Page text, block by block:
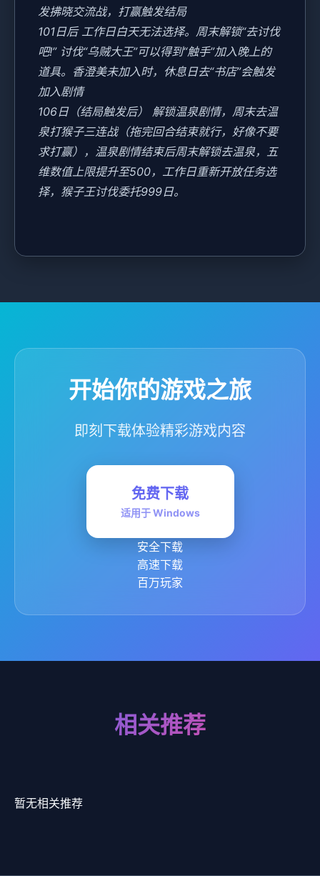
发拂晓交流战，打赢触发结局
101日后 工作日白天无法选择。周末解锁“去讨伐
吧!” 讨伐“乌贼大王”可以得到“触手”加入晚上的
道具。香澄美未加入时，休息日去“书店”会触发
加入剧情
106日（结局触发后） 解锁温泉剧情，周末去温
泉打猴子三连战（拖完回合结束就行，好像不要
求打赢），温泉剧情结束后周末解锁去温泉，五
维数值上限提升至500，工作日重新开放任务选
择，猴子王讨伐委托999日。
开始你的游戏之旅
即刻下载体验精彩游戏内容
免费下载
适用于 Windows
安全下载
高速下载
百万玩家
相关推荐
暂无相关推荐